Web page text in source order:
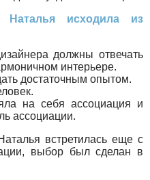
исходила из
должны отвечать
интерьере.
достаточным опытом.
на себя ассоциация и
ассоциации.
встретилась еще с
выбор был сделан в